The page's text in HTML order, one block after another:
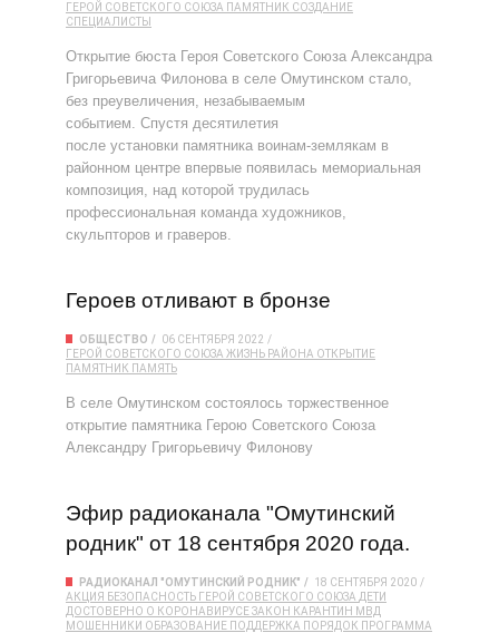
ГЕРОЙ СОВЕТСКОГО СОЮЗА ПАМЯТНИК СОЗДАНИЕ
СПЕЦИАЛИСТЫ
Открытие бюста Героя Советского Союза Александра
Григорьевича Филонова в селе Омутинском стало,
без преувеличения, незабываемым
событием. Спустя десятилетия
после установки памятника воинам-землякам в
районном центре впервые появилась мемориальная
композиция, над которой трудилась
профессиональная команда художников,
скульпторов и граверов.
Героев отливают в бронзе
ОБЩЕСТВО
06 СЕНТЯБРЯ 2022
ГЕРОЙ СОВЕТСКОГО СОЮЗА ЖИЗНЬ РАЙОНА ОТКРЫТИЕ
ПАМЯТНИК ПАМЯТЬ
В селе Омутинском состоялось торжественное
открытие памятника Герою Советского Союза
Александру Григорьевичу Филонову
Эфир радиоканала "Омутинский
родник" от 18 сентября 2020 года.
РАДИОКАНАЛ "ОМУТИНСКИЙ РОДНИК"
18 СЕНТЯБРЯ 2020
АКЦИЯ БЕЗОПАСНОСТЬ ГЕРОЙ СОВЕТСКОГО СОЮЗА ДЕТИ
ДОСТОВЕРНО О КОРОНАВИРУСЕЗАКОН КАРАНТИН МВД
МОШЕННИКИ ОБРАЗОВАНИЕ ПОДДЕРЖКА ПОРЯДОК ПРОГРАММА